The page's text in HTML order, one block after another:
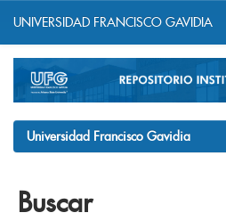
navigation
UNIVERSIDAD FRANCISCO GAVIDIA
Universidad Francisco Gavidia
Buscar